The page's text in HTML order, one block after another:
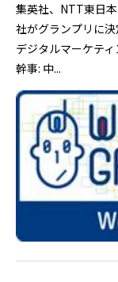
集英社、NTT東日
社がグランプリに
デジタルマーケテ
幹事: 中...